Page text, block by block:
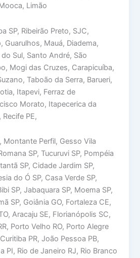
Limão
SP, Ribeirão Preto, SJC,
Guarulhos, Mauá, Diadema,
Sul, Santo André, São
Mogi das Cruzes, Carapicuíba,
Taboão da Serra, Barueri,
Itapevi, Ferraz de
Morato, Itapecerica da
Recife PE,
Montante Perfil, Gesso Vila
SP, Tucuruvi SP, Pompéia
SP, Cidade Jardim SP,
do Ó SP, Casa Verde SP,
SP, Jabaquara SP, Moema SP,
SP, Goiânia GO, Fortaleza CE,
Aracaju SE, Florianópolis SC,
Porto Velho RO, Porto Alegre
PR, João Pessoa PB,
PI, Rio de Janeiro RJ, Rio Branco